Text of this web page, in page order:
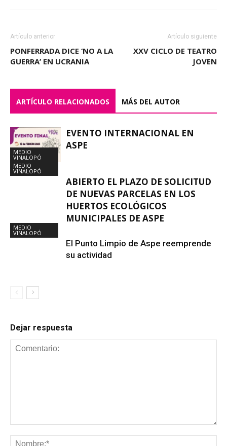
Artículo anterior
PONFERRADA DICE ‘NO A LA
GUERRA’ EN UCRANIA
Artículo siguiente
XXV CICLO DE TEATRO
JOVEN
ARTÍCULO RELACIONADOS MÁS DEL AUTOR
MEDIO
VINALOPÓ
EVENTO INTERNACIONAL EN
ASPE
MEDIO
VINALOPÓ
ABIERTO EL PLAZO DE SOLICITUD
DE NUEVAS PARCELAS EN LOS
HUERTOS ECOLÓGICOS
MUNICIPALES DE ASPE
MEDIO
VINALOPÓ
El Punto Limpio de Aspe reemprende
su actividad
Dejar respuesta